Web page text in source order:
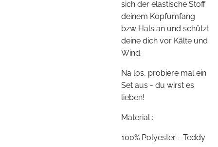
sich der elastische Stoff
deinem Kopfumfang
bzw Hals an und schützt
deine dich vor Kälte und
Wind.
Na los, probiere mal ein
Set aus - du wirst es
lieben!
Material :
100% Polyester - Teddy